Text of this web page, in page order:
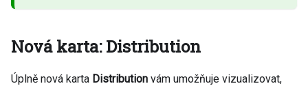
Nová karta: Distribution
Úplně nová karta Distribution vám umožňuje vizualizovat,